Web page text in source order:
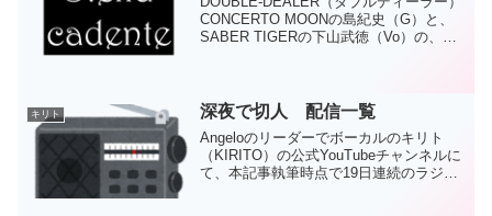
CONCERTO MOONの島紀史（G）と、
SABER TIGERの下山武徳（Vo）の、
キリト 深夜で切人 配信一覧
Angeloのリーダーでボーカルのキリト
（KIRITO）の公式YouTubeチャンネルに
て、本記事執筆時点で19日連続のラジオ